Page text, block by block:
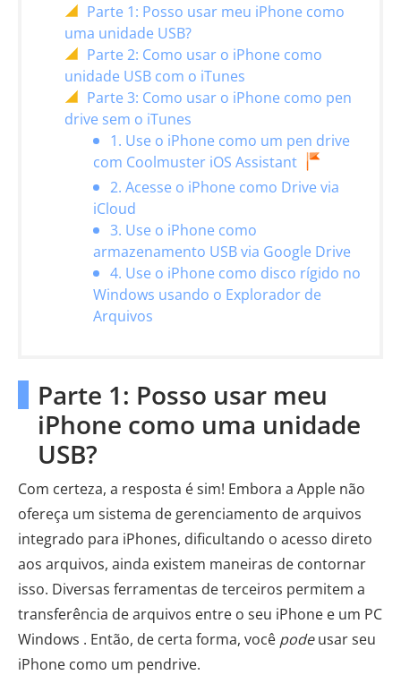
Parte 1: Posso usar meu iPhone como
uma unidade USB?
Parte 2: Como usar o iPhone como
unidade USB com o iTunes
Parte 3: Como usar o iPhone como pen
drive sem o iTunes
1. Use o iPhone como um pen drive
com Coolmuster iOS Assistant
2. Acesse o iPhone como Drive via
iCloud
3. Use o iPhone como
armazenamento USB via Google Drive
4. Use o iPhone como disco rígido no
Windows usando o Explorador de
Arquivos
Parte 1: Posso usar meu
iPhone como uma unidade
USB?
Com certeza, a resposta é sim! Embora a Apple não
ofereça um sistema de gerenciamento de arquivos
integrado para iPhones, dificultando o acesso direto
aos arquivos, ainda existem maneiras de contornar
isso. Diversas ferramentas de terceiros permitem a
transferência de arquivos entre o seu iPhone e um PC
Windows . Então, de certa forma, você podeusar seu
iPhone como um pendrive.